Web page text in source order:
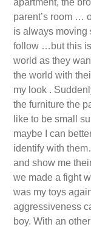
apartment, the
parent’s room …
is always moving
follow …but this
world as they
the world with
my look .
the furniture the
like to be small
maybe I can
identify with
and show me
we made a fight
was my toys
aggressiveness
boy. With an